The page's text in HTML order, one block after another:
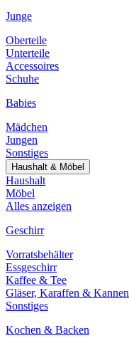
Junge
Oberteile
Unterteile
Accessoires
Schuhe
Babies
Mädchen
Jungen
Sonstiges
Haushalt & Möbel
Haushalt
Möbel
Alles anzeigen
Geschirr
Vorratsbehälter
Essgeschirr
Kaffee & Tee
Gläser, Karaffen & Kannen
Sonstiges
Kochen & Backen